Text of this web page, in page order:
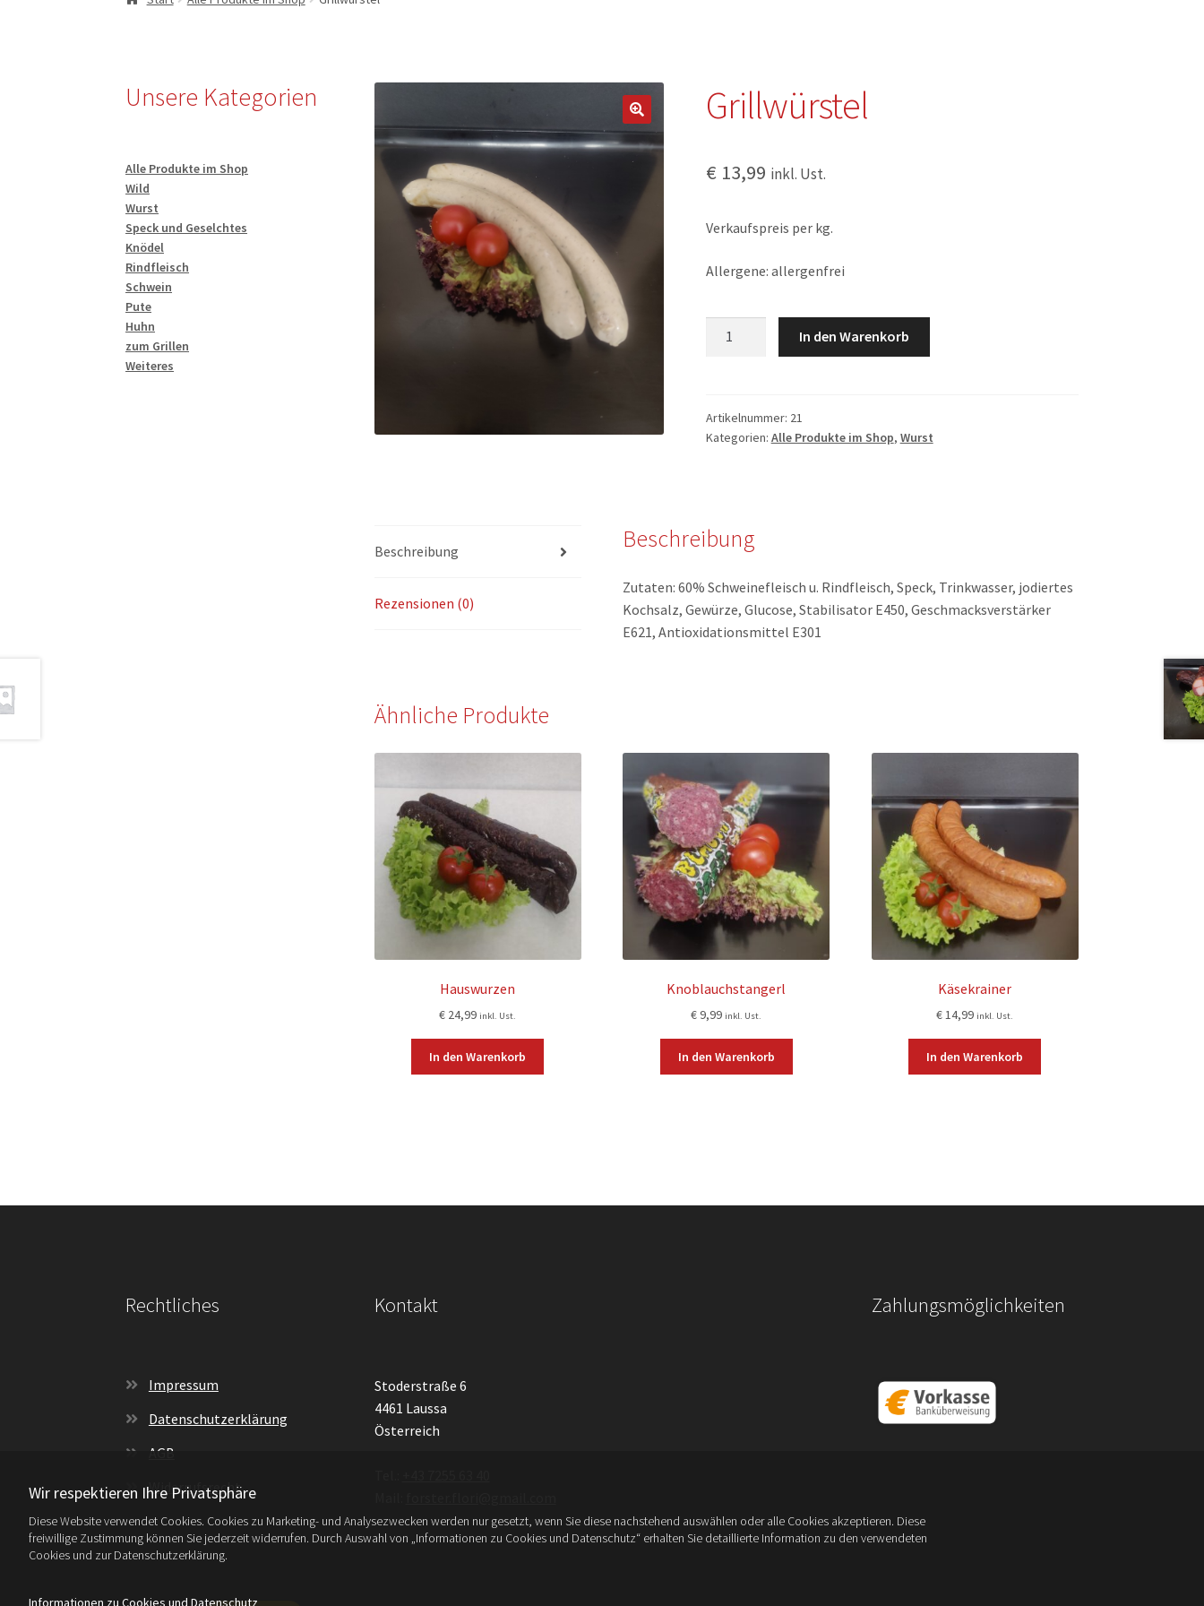
Grillwürstel
€ 13,99 inkl. Ust.
Verkaufspreis per kg.
Allergene: allergenfrei
In den Warenkorb
Artikelnummer: 21
Kategorien: Alle Produkte im Shop, Wurst
Beschreibung
Rezensionen (0)
Beschreibung
Zutaten: 60% Schweinefleisch u. Rindfleisch, Speck, Trinkwasser, jodiertes
Kochsalz, Gewürze, Glucose, Stabilisator E450, Geschmacksverstärker
E621, Antioxidationsmittel E301
Ähnliche Produkte
Hauswurzen
€ 24,99 inkl. Ust.
In den Warenkorb
Knoblauchstangerl
€9,99 inkl. Ust.
In den Warenkorb
Käsekrainer
€14,99 inkl. Ust.
In den Warenkorb
Unsere Kategorien
Alle Produkte im Shop
Wild
Wurst
Speck und Geselchtes
Knödel
Rindfleisch
Schwein
Pute
Huhn
zum Grillen
Weiteres
Rechtliches
Impressum
Datenschutzerklärung
AGB
Widerrufsrecht
Kontakt
Stoderstraße 6
4461 Laussa
Österreich
Zahlungsmöglichkeiten
Wir respektieren Ihre Privatsphäre
Diese Website verwendet Cookies. Cookies zu Marketing- und Analysezwecken werden nur gesetzt, wenn Sie diese nachstehend auswählen oder alle Cookies akzeptieren. Diese
freiwillige Zustimmung können Sie jederzeit widerrufen. Durch Auswahl von „Informationen zu Cookies und Datenschutz“ erhalten Sie detaillierte Information zu den verwendeten
Cookies und zur Datenschutzerklärung.
Informationen zu Cookies und Datenschutz